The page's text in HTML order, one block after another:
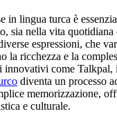
in lingua turca è
sia nella vita quotidiana
espressioni, che
la ricchezza e la
innovativi come Talkpal,
diventa un processo
memorizzazione,
e culturale.